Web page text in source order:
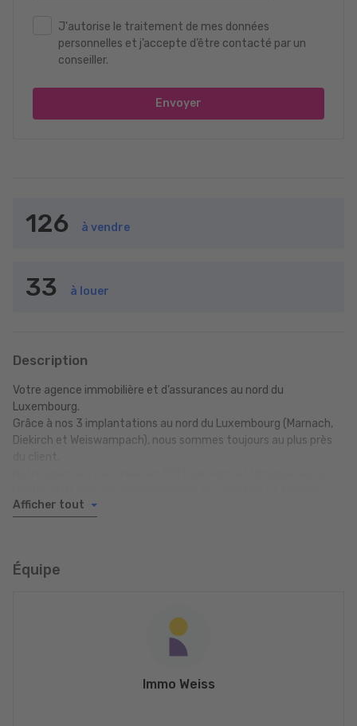
J'autorise le traitement de mes données
personnelles et j’accepte d’être contacté par un
conseiller.
Envoyer
126 à vendre
33 à louer
Description
Votre agence immobilière et d’assurances au nord du
Luxembourg.
Grâce à nos 3 implantations au nord du Luxembourg (Marnach,
Diekirch et Weiswampach), nous sommes toujours au plus près
Weiss, qui s’impliquent personnellement dans le suivi quotidien
proposer la solution qui vous correspond.
Afficher tout
Équipe
Immo Weiss